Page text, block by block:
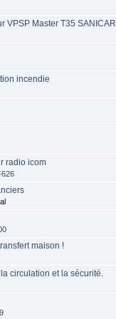
VPSP Master T35 SANICAR
incendie
radio icom
maison !
circulation et la sécurité.